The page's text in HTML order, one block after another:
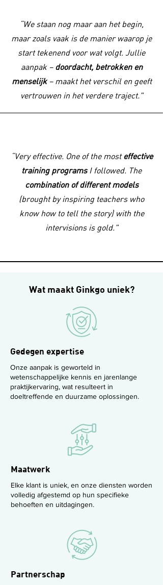
“We staan nog maar aan het begin,
maar zoals vaak is de manier waarop je
start tekenend voor wat volgt. Jullie
aanpak – doordacht, betrokken en
menselijk– maakt het verschil en geeft
vertrouwen in het verdere traject."
“Very effective. One of the mosteffective
training programsI followed. The
combination of different models
(brought by inspiring teachers who
know how to tell the story) with the
intervisions is gold."
Wat maakt Ginkgo uniek?
Gedegen expertise
Onze aanpak is geworteld in
wetenschappelijke kennis en jarenlange
praktijkervaring, wat resulteert in
doeltreffende en duurzame oplossingen.
Maatwerk
Elke klant is uniek, en onze diensten worden
volledig afgestemd op hun specifieke
behoeften en uitdagingen.
Partnerschap